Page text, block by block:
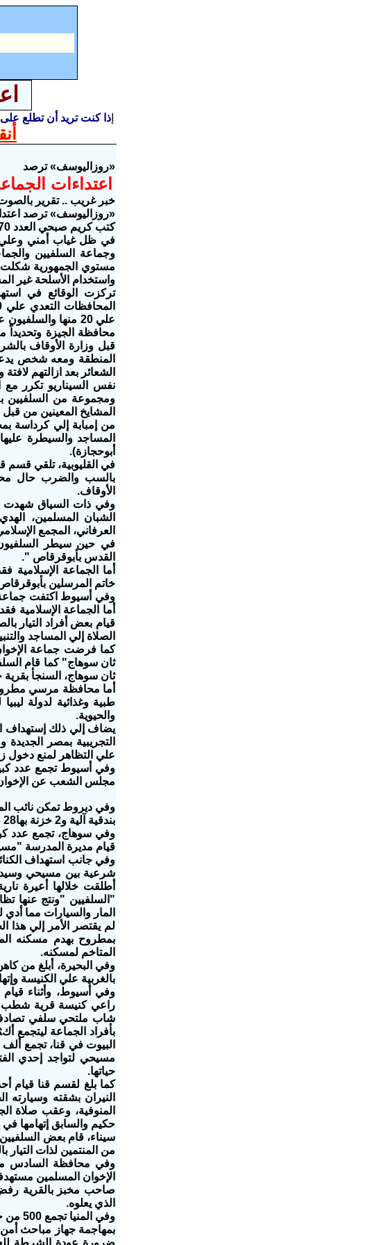
ذا كنت تريد أن تطلع
«روزاليوسف» ترصد
اعتداءات الجماعات
خبر غريب .. تقرير
«روزاليوسف» ترصد اعتداءات
كتب كريم صبحي العدد 1770 - الاحد - 10 أبريل 2011
في ظل غياب أمني وعلي
وجماعة السلفيين
مستوي الجمهورية شكلت
واستخدام الأسلحة غير
تركزت الوقائع في
محافظة الجيزة
المنطقة ومعه شخص
الشعائر بعد ازالتهم
نفس السيناريو تكرر
ومجموعة من السلفيين
المشايخ المعينين من
من إمبابة إلي كرداسة
المساجد والسيطرة
أبوحجازة).
في القليوبية، تلقي
بالسب والضرب حال
الأوقاف.
وفي ذات السياق شهدت
الشبان المسلمين،
العرفاني، المجمع
في حين سيطر السلفيون
القدس بأبوقرقاص ".
أما الجماعة
خاتم المرسلين
وفي أسيوط اكتفت
أما الجماعة
قيام بعض أفراد التيار
الصلاة إلي المساجد
كما فرضت جماعة
ثان سوهاج" كما قام
ثان سوهاج، السنجأ
أما محافظة مرسي
طبية وغذائية لدولة
والحيوية.
يضاف إلي ذلك إستهداف
التجريبية بمصر
علي التظاهر لمنع دخول
وفي أسيوط تجمع عدد
مجلس الشعب عن الإخوان
وفي ديروط تمكن نائب
بندقية آلية و2 خزنة بها28 طلقة.
وفي سوهاج، تجمع عدد
قيام مديرة المدرسة
وفي جانب استهداف
شرعية بين مسيحي وسيدة
أطلقت خلالها أعيرة
"السلفيين "ونتج عنها
المار والسيارات مما أدي لوفاة 6 اشخاص وإصابة
لم يقتصر الأمر إلي هذا
بمطروح بهدم مسكنه
المتاخم لمسكنه.
وفي البحيرة، أبلغ من
بالغربية علي الكنيسة
وفي أسيوط، وأثناء
راعي كنيسة قرية شطب
شاب ملتحي سلفي تصادف
بأفراد الجماعة ليتجمع
البيوت في قنا، تجمع
مسيحي لتواجد إحدي
حياتها.
كما بلغ لقسم قنا قيام
النيران بشقته
المنوفية، وعقب صلاة
حكيم والسابق إتهامها في
سيناء، قام بعض
من المنتمين لذات التيار
وفي محافظة السادس من
الإخوان المسلمين
صاحب مخبز بالقرية رفض
الذي يعلوه.
وفي
بمهاجمة جهاز مباحث
ضرورة عودة الشرطة